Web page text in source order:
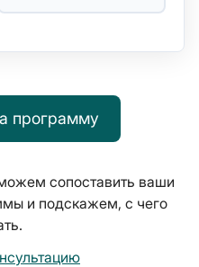
программу
сопоставить ваши
и подскажем, с чего